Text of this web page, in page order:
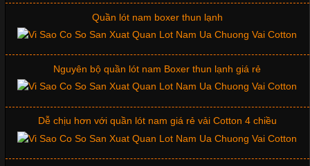
Quần lót nam boxer thun lạnh
Nguyên bộ quần lót nam Boxer thun lạnh giá rẻ
Dễ chịu hơn với quần lót nam giá rẻ vải Cotton 4 chiều